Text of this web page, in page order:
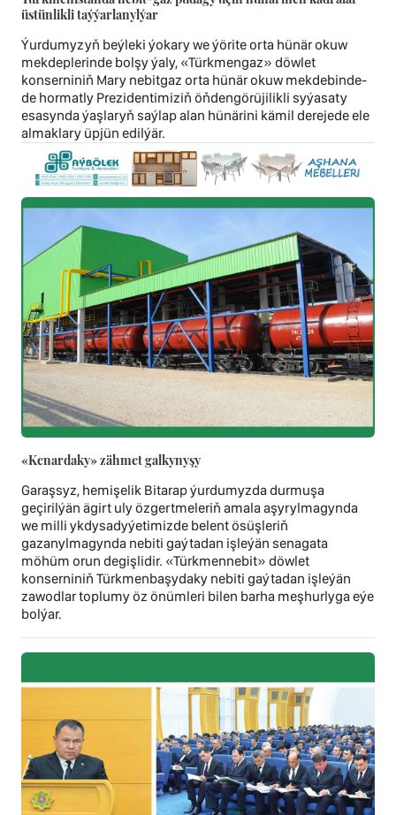
üstünlikli taýýarlanylýar
Ýurdumyzyň beýleki ýokary we ýörite orta hünär okuw
mekdeplerinde bolşy ýaly, «Türkmengaz» döwlet
konserniniň Mary nebitgaz orta hünär okuw mekdebinde-
de hormatly Prezidentimiziň öňdengörüjilikli syýasaty
esasynda ýaşlaryň saýlap alan hünärini kämil derejede ele
almaklary üpjün edilýär.
«Kenardaky» zähmet galkynyşy
Garaşsyz, hemişelik Bitarap ýurdumyzda durmuşa
geçirilýän ägirt uly özgertmeleriň amala aşyrylmagynda
we milli ykdysadyýetimizde belent ösüşleriň
gazanylmagynda nebiti gaýtadan işleýän senagata
möhüm orun degişlidir. «Türkmennebit» döwlet
konserniniň Türkmenbaşydaky nebiti gaýtadan işleýän
zawodlar toplumy öz önümleri bilen barha meşhurlyga eýe
bolýar.